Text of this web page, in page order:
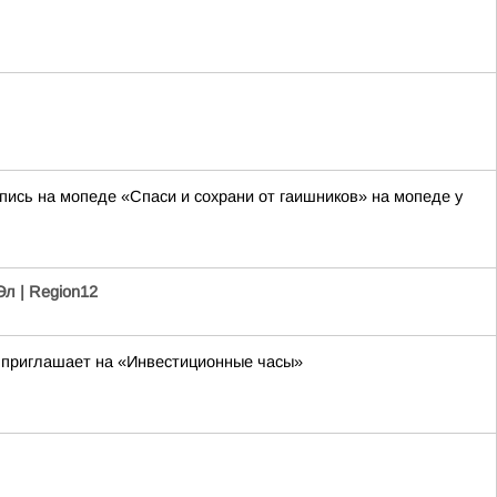
на мопеде «Спаси и сохрани от гаишников» на мопеде у
| Region12
на «Инвестиционные часы»